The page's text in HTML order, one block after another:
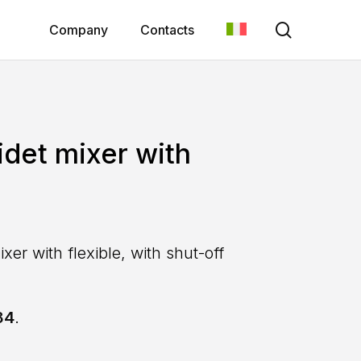
Company Contacts
mixer with
with flexible, with shut-off
.